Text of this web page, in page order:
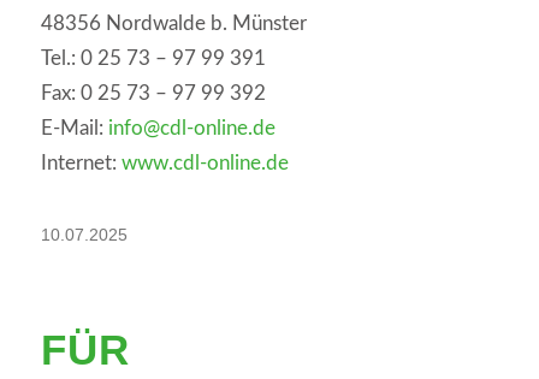
48356 Nordwalde b. Münster
Tel.: 0 25 73 – 97 99 391
Fax: 0 25 73 – 97 99 392
E-Mail: info@cdl-online.de
Internet: www.cdl-online.de
10.07.2025
FÜR